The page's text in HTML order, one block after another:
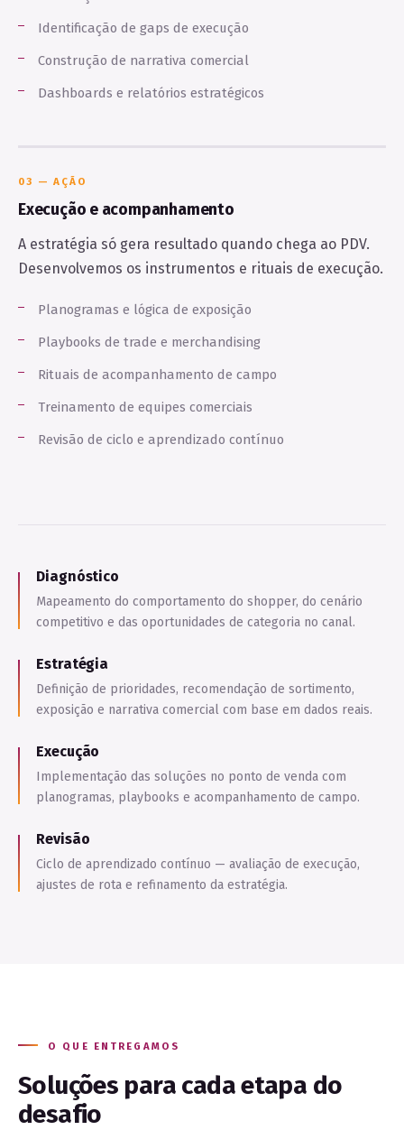
Identificação de gaps de execução
Construção de narrativa comercial
Dashboards e relatórios estratégicos
03 — AÇÃO
Execução e acompanhamento
A estratégia só gera resultado quando chega ao PDV.
Desenvolvemos os instrumentos e rituais de execução.
Planogramas e lógica de exposição
Playbooks de trade e merchandising
Rituais de acompanhamento de campo
Treinamento de equipes comerciais
Revisão de ciclo e aprendizado contínuo
Diagnóstico
Mapeamento do comportamento do shopper, do cenário
competitivo e das oportunidades de categoria no canal.
Estratégia
Definição de prioridades, recomendação de sortimento,
exposição e narrativa comercial com base em dados reais.
Execução
Implementação das soluções no ponto de venda com
planogramas, playbooks e acompanhamento de campo.
Revisão
Ciclo de aprendizado contínuo — avaliação de execução,
ajustes de rota e refinamento da estratégia.
O QUE ENTREGAMOS
Soluções para cada etapa do
desafio